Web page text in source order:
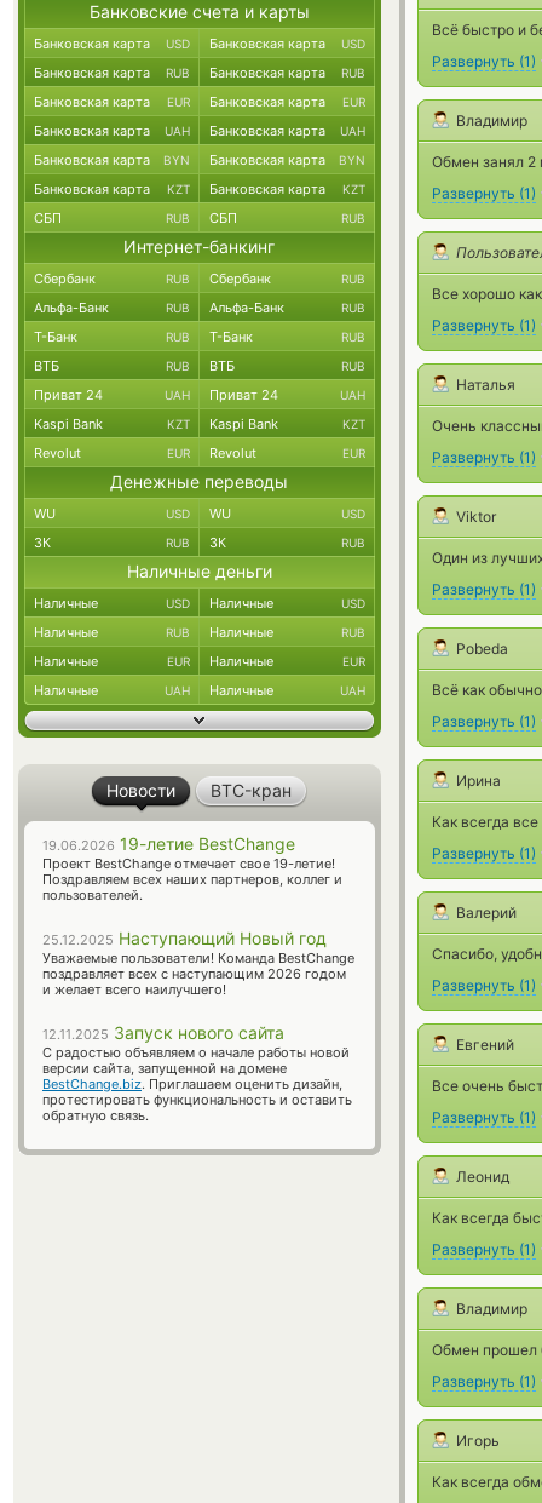
Всё быстро и
Развернуть (1)
Владимир
Обмен занял 2
Развернуть (1)
Все хорошо
Развернуть (1)
Наталья
Очень
Развернуть (1)
Viktor
Один из
Развернуть (1)
Pobeda
Всё как
Развернуть (1)
Ирина
Как всегда
Развернуть (1)
Валерий
Спасибо,
Развернуть (1)
Евгений
Все очень
Развернуть (1)
Леонид
Как всегда
Развернуть (1)
Владимир
Обмен прошел
Развернуть (1)
Игорь
Как всегда
Банковские счета и карты
Банковская карта USD Банковская карта USD
Банковская карта RUB Банковская карта RUB
Банковская карта EUR Банковская карта EUR
Банковская карта UAH Банковская карта UAH
Банковская карта BYN Банковская карта BYN
Банковская карта KZT Банковская карта KZT
СБП RUB СБП RUB
Интернет-банкинг
Сбербанк RUB Сбербанк RUB
Альфа-Банк RUB Альфа-Банк RUB
Т-Банк RUB Т-Банк RUB
ВТБ RUB ВТБ RUB
Приват 24 UAH Приват 24 UAH
Kaspi Bank KZT Kaspi Bank KZT
Revolut EUR Revolut EUR
Денежные переводы
WU USD WU USD
ЗК RUB ЗК RUB
Наличные деньги
Наличные USD Наличные USD
Наличные RUB Наличные RUB
Наличные EUR Наличные EUR
Наличные UAH Наличные UAH
Новости BTC-кран
19.06.2026 19-летие BestChange
Проект BestChange отмечает свое 19-летие!
Поздравляем всех наших партнеров, коллег и
пользователей.
25.12.2025 Наступающий Новый год
Уважаемые пользователи! Команда BestChange
поздравляет всех с наступающим 2026 годом
и желает всего наилучшего!
12.11.2025 Запуск нового сайта
С радостью объявляем о начале работы новой
версии сайта, запущенной на домене
BestChange.biz. Приглашаем оценить дизайн,
протестировать функциональность и оставить
обратную связь.